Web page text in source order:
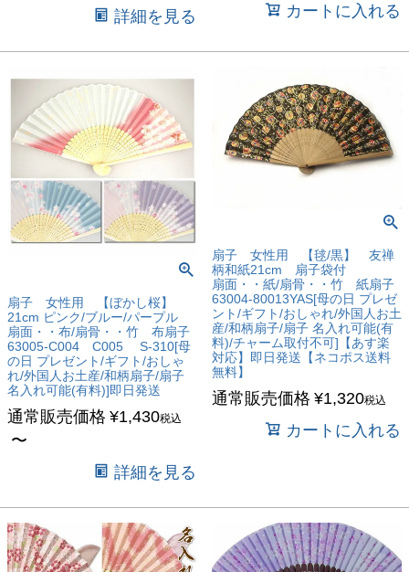
詳細を見る カートに入れる
扇子 女性用 【ぼかし桜】
21cm ピンク/ブルー/パープル
扇面・・布/扇骨・・竹 布扇子
63005-C004 C005 S-310[母
の日 プレゼント/ギフト/おしゃ
れ/外国人お土産/和柄扇子/扇子
名入れ可能(有料)]即日発送
通常販売価格 ¥1,430税込
〜
詳細を見る
扇子 女性用 【毬/黒】 友禅
柄和紙21cm 扇子袋付
扇面・・紙/扇骨・・竹 紙扇子
63004-80013YAS[母の日 プレゼ
ント/ギフト/おしゃれ/外国人お土
産/和柄扇子/扇子 名入れ可能(有
料)/チャーム取付不可]【あす楽
対応】即日発送【ネコポス送料
無料】
通常販売価格 ¥1,320税込
カートに入れる